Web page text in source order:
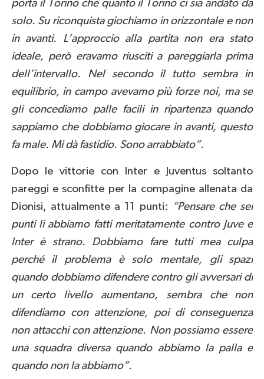
porta il Torino che quanto il Torino ci sia andato da
solo. Su riconquista giochiamo in orizzontale e non
in avanti. L’approccio alla partita non era stato
ideale, però eravamo riusciti a pareggiarla prima
dell’intervallo. Nel secondo il tutto sembra in
equilibrio, in campo avevamo più forze noi, ma se
gli concediamo palle facili in ripartenza quando
sappiamo che dobbiamo giocare in avanti, questo
fa male. Mi dà fastidio. Sono arrabbiato”.
Dopo le vittorie con Inter e Juventus soltanto
pareggi e sconfitte per la compagine allenata da
Dionisi, attualmente a 11 punti:
“Pensare che sei
punti li abbiamo fatti meritatamente contro Juve e
Inter è strano. Dobbiamo fare tutti mea culpa
perché il problema è solo mentale, gli spazi
quando dobbiamo difendere contro gli avversari di
un certo livello aumentano, sembra che non
difendiamo con attenzione, poi di conseguenza
non attacchi con attenzione. Non possiamo essere
una squadra diversa quando abbiamo la palla e
quando non la abbiamo”.